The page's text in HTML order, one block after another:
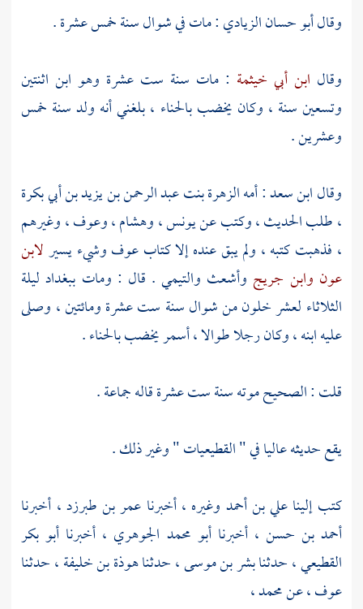
وقالأبو حسان الزيادي: مات في شوال سنة خمس عشرة .
وقال ابن أبي خيثمة : مات سنة ست عشرة وهو ابن اثنتين
وتسعين سنة ، وكان يخضب بالحناء ، بلغني أنه ولد سنة خمس
وعشرين .
وقالابن سعد: أمهالزهرة بنت عبد الرحمن بن يزيد بن أبي بكرة
، طلب الحديث ، وكتب عنيونس،وهشام،وعوف، وغيرهم
، فذهبت كتبه ، ولم يبق عنده إلا كتابعوفوشيء يسيرلابن
عون وابن جريج وأشعث والتيمي . قال : ومات ببغداد ليلة
الثلاثاء لعشر خلون من شوال سنة ست عشرة ومائتين ، وصلى
عليه ابنه ، وكان رجلا طوالا ، أسمر يخضب بالحناء .
قلت : الصحيح موته سنة ست عشرة قاله جماعة .
يقع حديثه عاليا في " القطيعيات " وغير ذلك .
كتب إليناعلي بن أحمد وغيره ، أخبرنا عمر بن طبرزد، أخبرنا
أحمد بن حسن ، أخبرناأبو محمد الجوهري ، أخبرنا أبو بكر
القطيعي، حدثنابشر بن موسى، حدثناهوذة بن خليفة، حدثنا
عوف، عنمحمد،